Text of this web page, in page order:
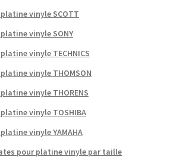
vinyle SCOTT
vinyle SONY
vinyle TECHNICS
vinyle THOMSON
vinyle THORENS
vinyle TOSHIBA
vinyle YAMAHA
pour platine vinyle par taille